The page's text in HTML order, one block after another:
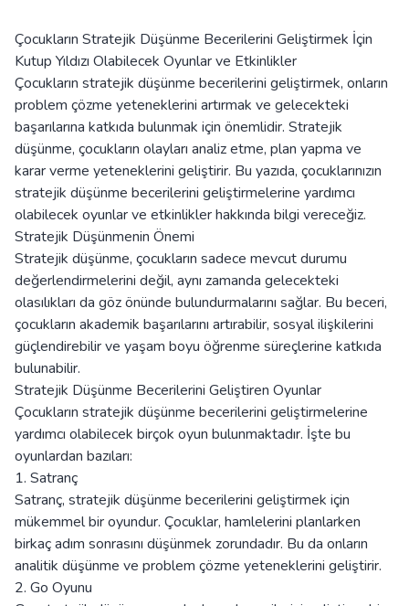
Çocukların Stratejik Düşünme Becerilerini Geliştirmek İçin
Kutup Yıldızı Olabilecek Oyunlar ve Etkinlikler
Çocukların stratejik düşünme becerilerini geliştirmek, onların
problem çözme yeteneklerini artırmak ve gelecekteki
başarılarına katkıda bulunmak için önemlidir. Stratejik
düşünme, çocukların olayları analiz etme, plan yapma ve
karar verme yeteneklerini geliştirir. Bu yazıda, çocuklarınızın
stratejik düşünme becerilerini geliştirmelerine yardımcı
olabilecek oyunlar ve etkinlikler hakkında bilgi vereceğiz.
Stratejik Düşünmenin Önemi
Stratejik düşünme, çocukların sadece mevcut durumu
değerlendirmelerini değil, aynı zamanda gelecekteki
olasılıkları da göz önünde bulundurmalarını sağlar. Bu beceri,
çocukların akademik başarılarını artırabilir, sosyal ilişkilerini
güçlendirebilir ve yaşam boyu öğrenme süreçlerine katkıda
bulunabilir.
Stratejik Düşünme Becerilerini Geliştiren Oyunlar
Çocukların stratejik düşünme becerilerini geliştirmelerine
yardımcı olabilecek birçok oyun bulunmaktadır. İşte bu
oyunlardan bazıları:
1. Satranç
Satranç, stratejik düşünme becerilerini geliştirmek için
mükemmel bir oyundur. Çocuklar, hamlelerini planlarken
birkaç adım sonrasını düşünmek zorundadır. Bu da onların
analitik düşünme ve problem çözme yeteneklerini geliştirir.
2. Go Oyunu